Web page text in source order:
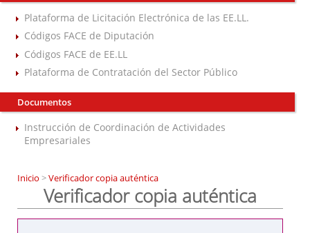
Plataforma de Licitación Electrónica de las EE.LL.
Códigos FACE de Diputación
Códigos FACE de EE.LL
Plataforma de Contratación del Sector Público
Documentos
Instrucción de Coordinación de Actividades
Empresariales
Inicio >Verificador copia auténtica
Verificador copia auténtica